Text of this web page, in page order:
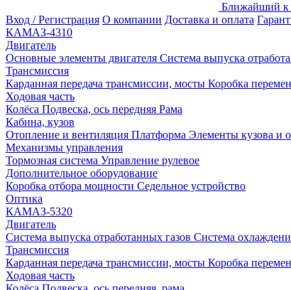
Ближайший к
Вход / Регистрация О компании Доставка и оплата
КАМАЗ-4310
Двигатель
Основные элементы двигателя Система выпуска
Трансмиссия
Карданная передача трансмиссии, мосты Коробка
Ходовая часть
Колёса Подвеска, ось передняя Рама
Кабина, кузов
Отопление и вентиляция Платформа Элементы кузова и
Механизмы управления
Тормозная система Управление рулевое
Дополнительное оборудование
Коробка отбора мощности Седельное устройство
Оптика
КАМАЗ-5320
Двигатель
Система выпуска отработанных газов Система
Трансмиссия
Карданная передача трансмиссии, мосты Коробка
Ходовая часть